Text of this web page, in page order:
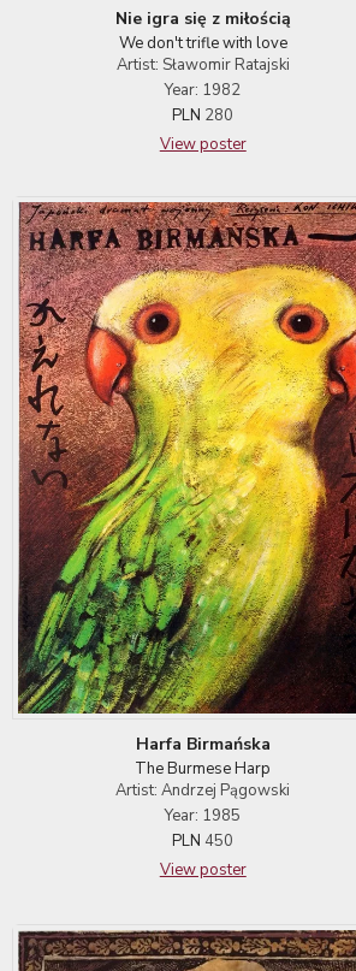
Nie igra się z miłością
We don't trifle with love
Artist: Sławomir Ratajski
Year: 1982
PLN 280
View poster
Harfa Birmańska
The Burmese Harp
Artist: Andrzej Pągowski
Year: 1985
PLN 450
View poster